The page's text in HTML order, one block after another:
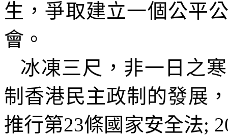
生，爭取建立一個公平
會。
冰凍三尺，非一日之
制香港民主政制的發展
推行第23條國家安全法;